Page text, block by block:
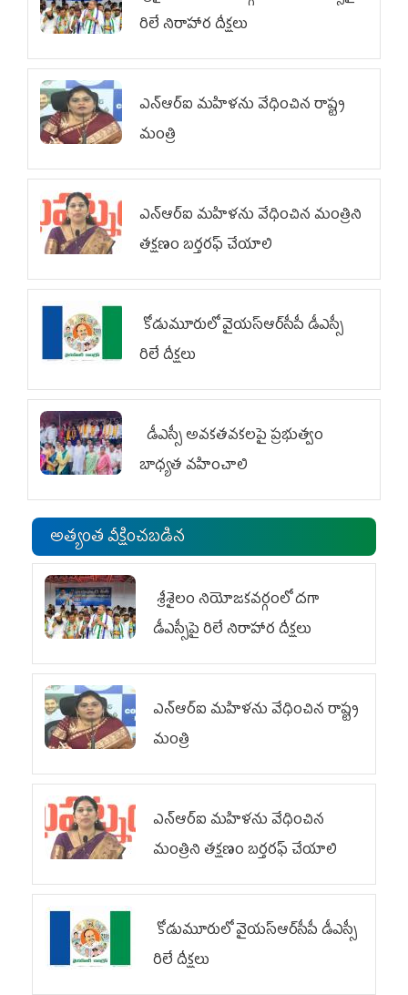
రిలే నిరాహార దీక్షలు
ఎన్‌ఆర్‌ఐ మహిళను వేధించిన రాష్ట్ర
మంత్రి
ఎన్ఆర్ఐ మహిళను వేధించిన మంత్రిని
త‌క్ష‌ణం బ‌ర్త‌ర‌ఫ్ చేయాలి
కోడుమూరులో వైయ‌స్ఆర్‌సీపీ డీఎస్సీ
రిలే దీక్షలు
డీఎస్సీ అవకతవకలపై ప్రభుత్వం
బాధ్యత వహించాలి
అత్యంత వీక్షించబడిన
శ్రీశైలం నియోజకవర్గంలో దగా
డీఎస్సీపై రిలే నిరాహార దీక్షలు
ఎన్‌ఆర్‌ఐ మహిళను వేధించిన రాష్ట్ర
మంత్రి
ఎన్ఆర్ఐ మహిళను వేధించిన
మంత్రిని త‌క్ష‌ణం బ‌ర్త‌ర‌ఫ్ చేయాలి
కోడుమూరులో వైయ‌స్ఆర్‌సీపీ డీఎస్సీ
రిలే దీక్షలు